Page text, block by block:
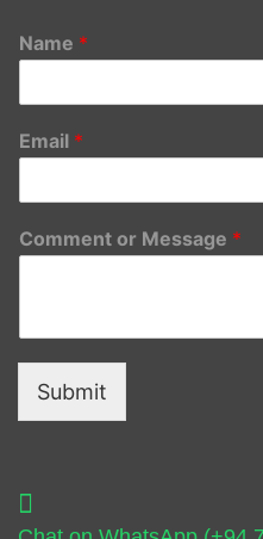
Name *
Email *
Comment or Message *
Submit